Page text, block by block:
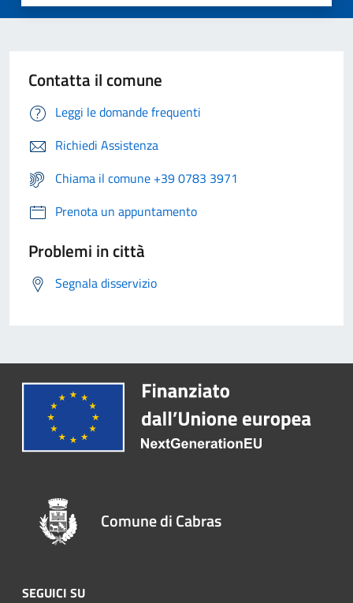
Contatta il comune
Leggi le domande frequenti
Richiedi Assistenza
Chiama il comune +39 0783 3971
Prenota un appuntamento
Problemi in città
Segnala disservizio
Comune di Cabras
SEGUICI SU